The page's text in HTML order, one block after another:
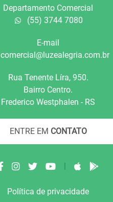
Departamento Comercial
(55) 3744 7080
E-mail
comercial@luzealegria.com.br
Rua Tenente Líra, 950.
Bairro Centro.
Frederico Westphalen - RS
ENTRE EM CONTATO
Política de privacidade